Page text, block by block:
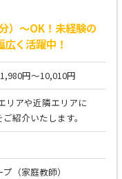
）～OK！未経験の
く活躍中！
円～10,010円
リアや近隣エリアに
紹介いたします。
（家庭教師）